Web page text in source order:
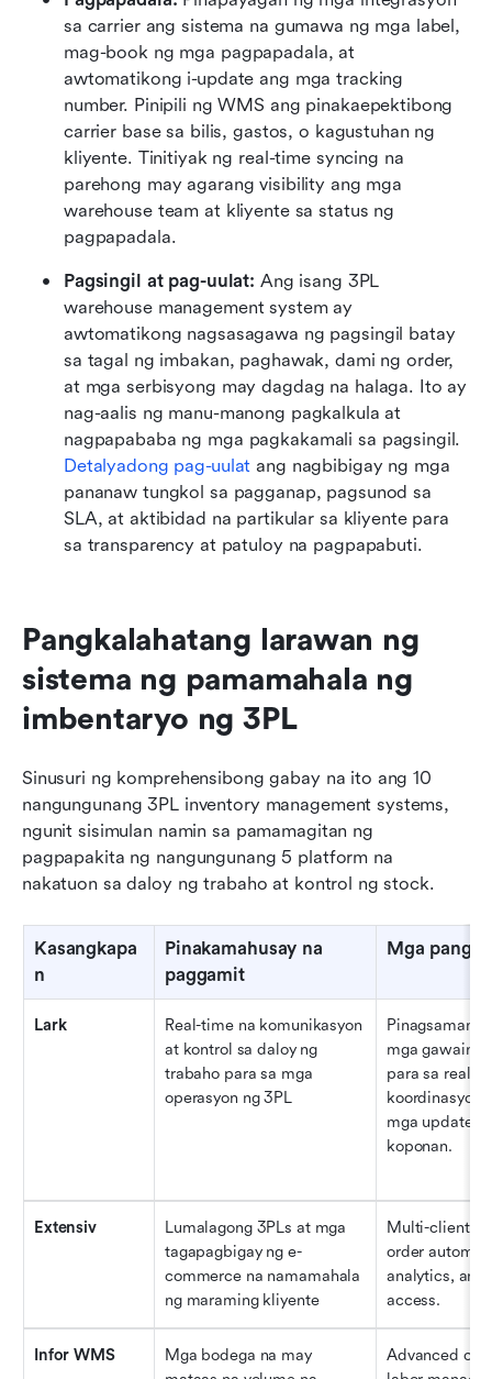
sa carrier ang sistema na gumawa ng mga label,
mag-book ng mga pagpapadala, at
awtomatikong i-update ang mga tracking
number. Pinipili ng WMS ang pinakaepektibong
carrier base sa bilis, gastos, o kagustuhan ng
kliyente. Tinitiyak ng real-time syncing na
parehong may agarang visibility ang mga
warehouse team at kliyente sa status ng
pagpapadala.
Pagsingil at pag-uulat: Ang isang 3PL
warehouse management system ay
awtomatikong nagsasagawa ng pagsingil batay
sa tagal ng imbakan, paghawak, dami ng order,
at mga serbisyong may dagdag na halaga. Ito ay
nag-aalis ng manu-manong pagkalkula at
Detalyadong pag-uulat ang nagbibigay ng mga
pananaw tungkol sa pagganap, pagsunod sa
SLA, at aktibidad na partikular sa kliyente para
sa transparency at patuloy na pagpapabuti.
Pangkalahatang larawan ng
sistema ng pamamahala ng
imbentaryo ng 3PL
Sinusuri ng komprehensibong gabay na ito ang 10
nangungunang 3PL inventory management systems,
ngunit sisimulan namin sa pamamagitan ng
pagpapakita ng nangungunang 5 platform na
nakatuon sa daloy ng trabaho at kontrol ng stock.
Kasangkapa
n
Pinakamahusay na
paggamit
Mga
Lark
Real-time na komunikasyon
at kontrol sa daloy ng
trabaho para sa mga
operasyon ng 3PL
Pinagsamang
mga gawain,
para sa real-
mga update
koponan.
Extensiv
Lumalagong 3PLs at mga
tagapagbigay ng e-
commerce na namamahala
ng maraming kliyente
Multi-client
order
analytics,
access.
Infor WMS
Mga bodega na may
Advanced